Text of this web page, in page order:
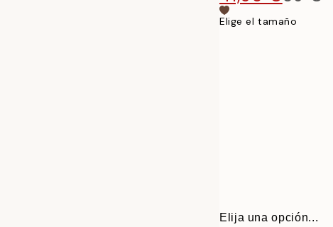
Elige el tamaño
Elija una opción...